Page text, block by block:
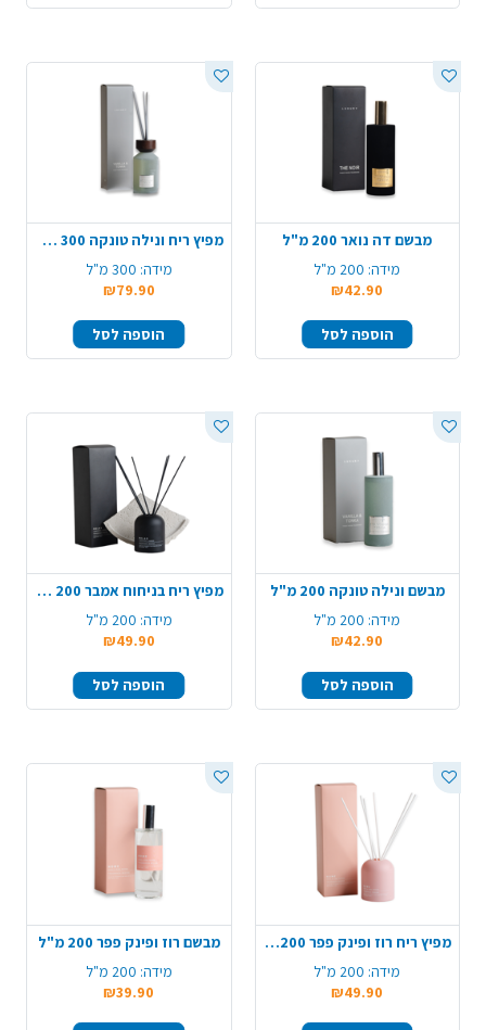
מבשם דה נואר 200 מ"ל
מידה: 200 מ"ל
₪42.90
הוספה לסל
מפיץ ריח ונילה טונקה 300 מ"ל
מידה: 300 מ"ל
₪79.90
הוספה לסל
מבשם ונילה טונקה 200 מ"ל
מידה: 200 מ"ל
₪42.90
הוספה לסל
מפיץ ריח בניחוח אמבר 200 מ"ל
מידה: 200 מ"ל
₪49.90
הוספה לסל
מפיץ ריח רוז ופינק פפר 200 מ"ל
מידה: 200 מ"ל
₪49.90
מבשם רוז ופינק פפר 200 מ"ל
מידה: 200 מ"ל
₪39.90